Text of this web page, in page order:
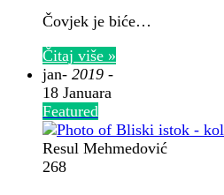
Čovjek je biće…
Čitaj više »
jan- 2019 -
18 Januara
Featured
Resul Mehmedović
268